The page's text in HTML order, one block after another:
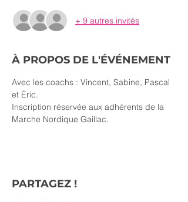
+ 9 autres invités
À PROPOS DE L'ÉVÉNEMENT
Avec les coachs : Vincent, Sabine, Pascal
et Éric.
Inscription réservée aux adhérents de la
Marche Nordique Gaillac.
PARTAGEZ !